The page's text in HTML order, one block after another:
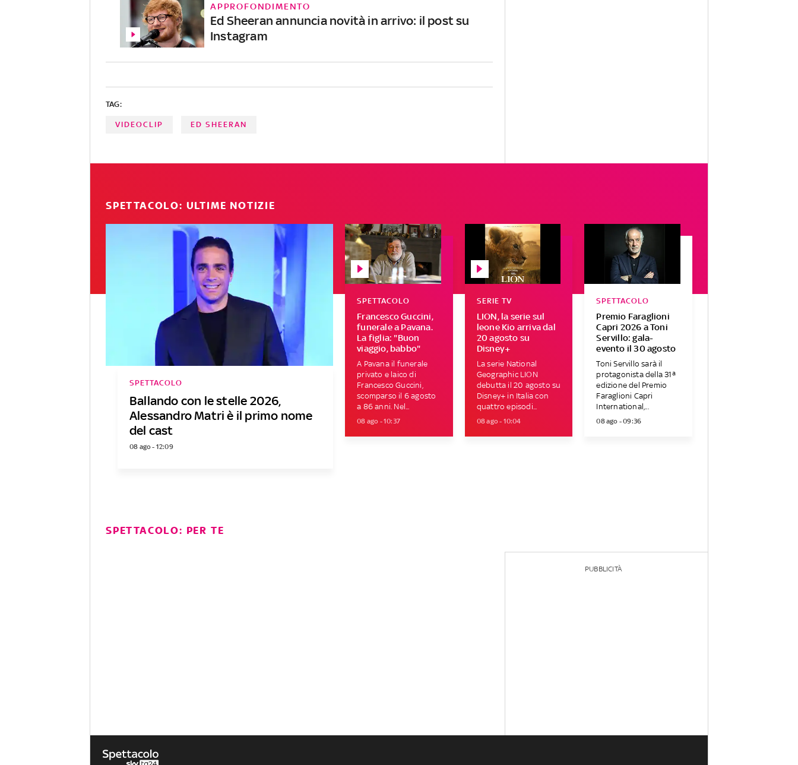
APPROFONDIMENTO
Ed Sheeran annuncia novità in arrivo: il post su
Instagram
TAG:
VIDEOCLIP ED SHEERAN
SPETTACOLO: ULTIME NOTIZIE
Ballando con le stelle 2026,
Alessandro Matri è il primo nome
del cast
SPETTACOLO
08 ago - 12:09
Francesco Guccini,
funerale a Pavana.
La figlia: "Buon
viaggio, babbo"
SPETTACOLO
A Pavana il funerale
privato e laico di
Francesco Guccini,
scomparso il 6 agosto
a 86 anni. Nel...
08 ago - 10:37
LION, la serie sul
leone Kio arriva dal
20 agosto su
Disney+
SERIE TV
La serie National
Geographic LION
debutta il 20 agosto su
Disney+ in Italia con
quattro episodi...
08 ago - 10:04
Premio Faraglioni
Capri 2026 a Toni
Servillo: gala-
evento il 30 agosto
SPETTACOLO
Toni Servillo sarà il
protagonista della 31ª
edizione del Premio
Faraglioni Capri
International,...
08 ago - 09:36
SPETTACOLO: PER TE
PUBBLICITÀ